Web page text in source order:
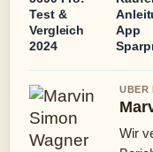
Test &
Vergleich
2024
App
UBER
Wir